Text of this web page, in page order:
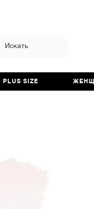
PLUS SIZE